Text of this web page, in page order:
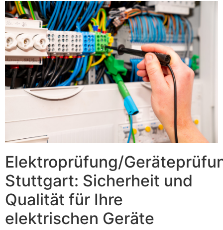
Elektroprüfung/
Stuttgart: Sicherheit und
Qualität für Ihre
elektrischen Geräte